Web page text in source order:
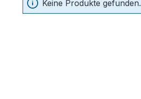
Keine Produkte gefunden.